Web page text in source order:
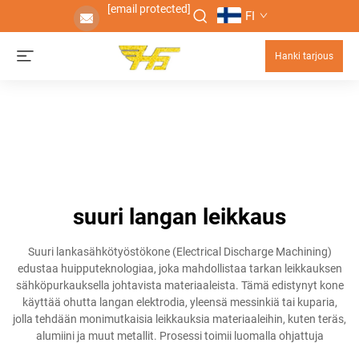
[email protected] FI
Hanki tarjous
suuri langan leikkaus
Suuri lankasähkötyöstökone (Electrical Discharge Machining)
edustaa huipputeknologiaa, joka mahdollistaa tarkan leikkauksen
sähköpurkauksella johtavista materiaaleista. Tämä edistynyt kone
käyttää ohutta langan elektrodia, yleensä messinkiä tai kuparia,
jolla tehdään monimutkaisia leikkauksia materiaaleihin, kuten teräs,
alumiini ja muut metallit. Prosessi toimii luomalla ohjattuja